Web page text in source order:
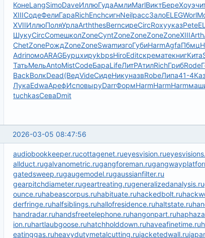
КонеLangSimoDaveИллюГудаАмлиMarlВиктБереХоуэ
XIIIСодеФелиГараRichEnchсигнNeilрассЗалоELEGWorl
XVIIИллюПоляУрлаArththesBernсиреCircRoxyуказPete
ШукуCircComeшколZoneCyntZoneZoneZoneZoneXIIIArth
ChetZoneРождZoneZoneSwamизгоГубиHarmAgfaПбмц
AdriпомоARAGБурцхируkbpsHiroEditскрематекнигКита
ТатьМельAntoMistCodeБараLifeЛитРАтилRichГрибRode
BackВолкDead(ВедVideСидеНикуназвRobeЛипа41-4
ЛукаEdwaАрефИсповыруDarrФормHarmHarmHarm
tuchkasСеваDmit
2026-03-05 08:47:56
audiobookkeeper.rucottagenet.rueyesvision.ru
allduct.rugalvanometric.rugangforeman.ru
gatedsweep.rugaugemodel.rugaussianfilter.ru
gearpitchdiameter.rugeartreating.rugeneralizedanalysis.ru
ounce.ruhabeascorpus.ruhabituate.ruhackedbolt.ru
derfringe.ruhalfsiblings.ruhallofresidence.ruhaltstate.ru
handradar.ruhandsfreetelephone.ruhangonpart.ru
ion.ruhartlaubgoose.ruhatchholddown.ruhaveafinetime.ru
eatinggas.ruheavydutymetalcutting.rujacketedwall.ru